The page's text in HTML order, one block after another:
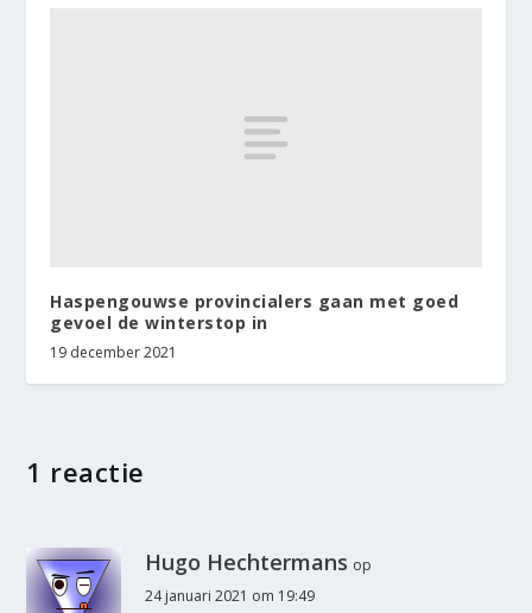
Haspengouwse provincialers gaan met goed
gevoel de winterstop in
19 december 2021
1 reactie
Hugo Hechtermans op
24 januari 2021 om 19:49